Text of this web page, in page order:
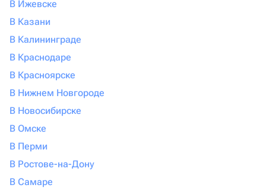
В Ижевске
В Казани
В Калининграде
В Краснодаре
В Красноярске
В Нижнем Новгороде
В Новосибирске
В Омске
В Перми
В Ростове-на-Дону
В Самаре